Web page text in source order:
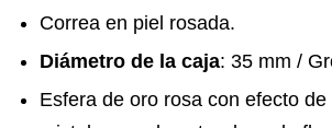
Correa en piel rosada.
Diámetro de la caja: 35 mm /
Esfera de oro rosa con efecto